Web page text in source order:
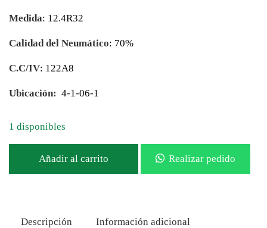
Medida: 12.4R32
Calidad del Neumático: 70%
C.C/IV: 122A8
Ubicación: 4-1-06-1
1 disponibles
Añadir al carrito Realizar pedido
Descripción Información adicional